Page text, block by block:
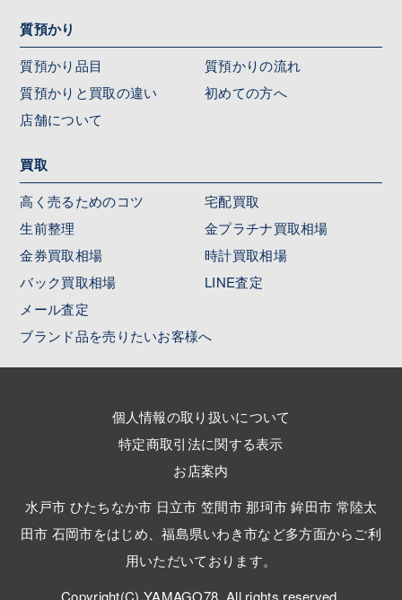
質預かり
質預かり品目
質預かりの流れ
質預かりと買取の違い
初めての方へ
店舗について
買取
高く売るためのコツ
宅配買取
生前整理
金プラチナ買取相場
金券買取相場
時計買取相場
バック買取相場
LINE査定
メール査定
ブランド品を売りたいお客様へ
個人情報の取り扱いについて
特定商取引法に関する表示
お店案内
水戸市 ひたちなか市 日立市 笠間市 那珂市 鉾田市 常陸太
田市 石岡市をはじめ、福島県いわき市など多方面からご利
用いただいております。
Copyright(C) YAMAGO78. All rights reserved.